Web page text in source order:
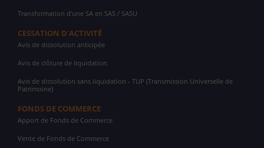
Transformation d'une SA en SAS / SASU
CESSATION D'ACTIVITÉ
Avis de dissolution anticipée
Avis de clôture de liquidation
Avis de dissolution sans liquidation - TUP (Transmission Universelle de
Patrimoine)
FONDS DE COMMERCE
Apport de Fonds de Commerce
Vente de Fonds de Commerce